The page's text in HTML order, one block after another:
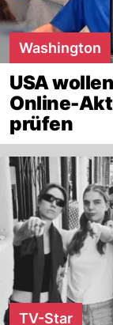
Washington
USA
Online-
prüfen
TV-Star